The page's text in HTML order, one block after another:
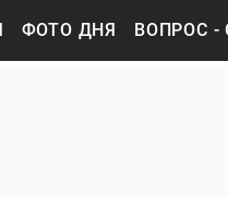
ФОТО ДНЯ ВОПРОС -